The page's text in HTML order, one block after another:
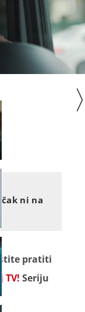
ni na
pratiti
TV! Seriju